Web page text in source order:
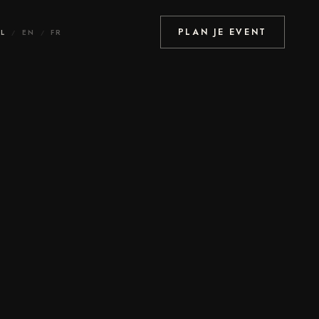
/ EN / FR PLAN JE EVENT